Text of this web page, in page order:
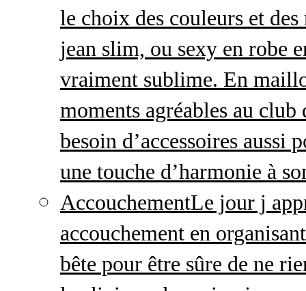
le choix des couleurs et
jean slim, ou sexy en robe
vraiment sublime. En
moments agréables au
besoin d’accessoires aussi
une touche d’harmonie à
AccouchementLe jour j
accouchement en
bête pour être sûre de ne